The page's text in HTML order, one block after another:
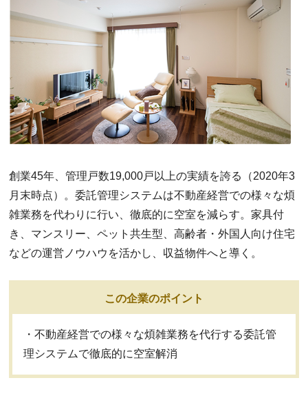
創業45年、管理戸数19,000戸以上の実績を誇る（2020年3
月末時点）。委託管理システムは不動産経営での様々な煩
雑業務を代わりに行い、徹底的に空室を減らす。家具付
き、マンスリー、ペット共生型、高齢者・外国人向け住宅
などの運営ノウハウを活かし、収益物件へと導く。
この企業のポイント
・不動産経営での様々な煩雑業務を代行する委託管
理システムで徹底的に空室解消